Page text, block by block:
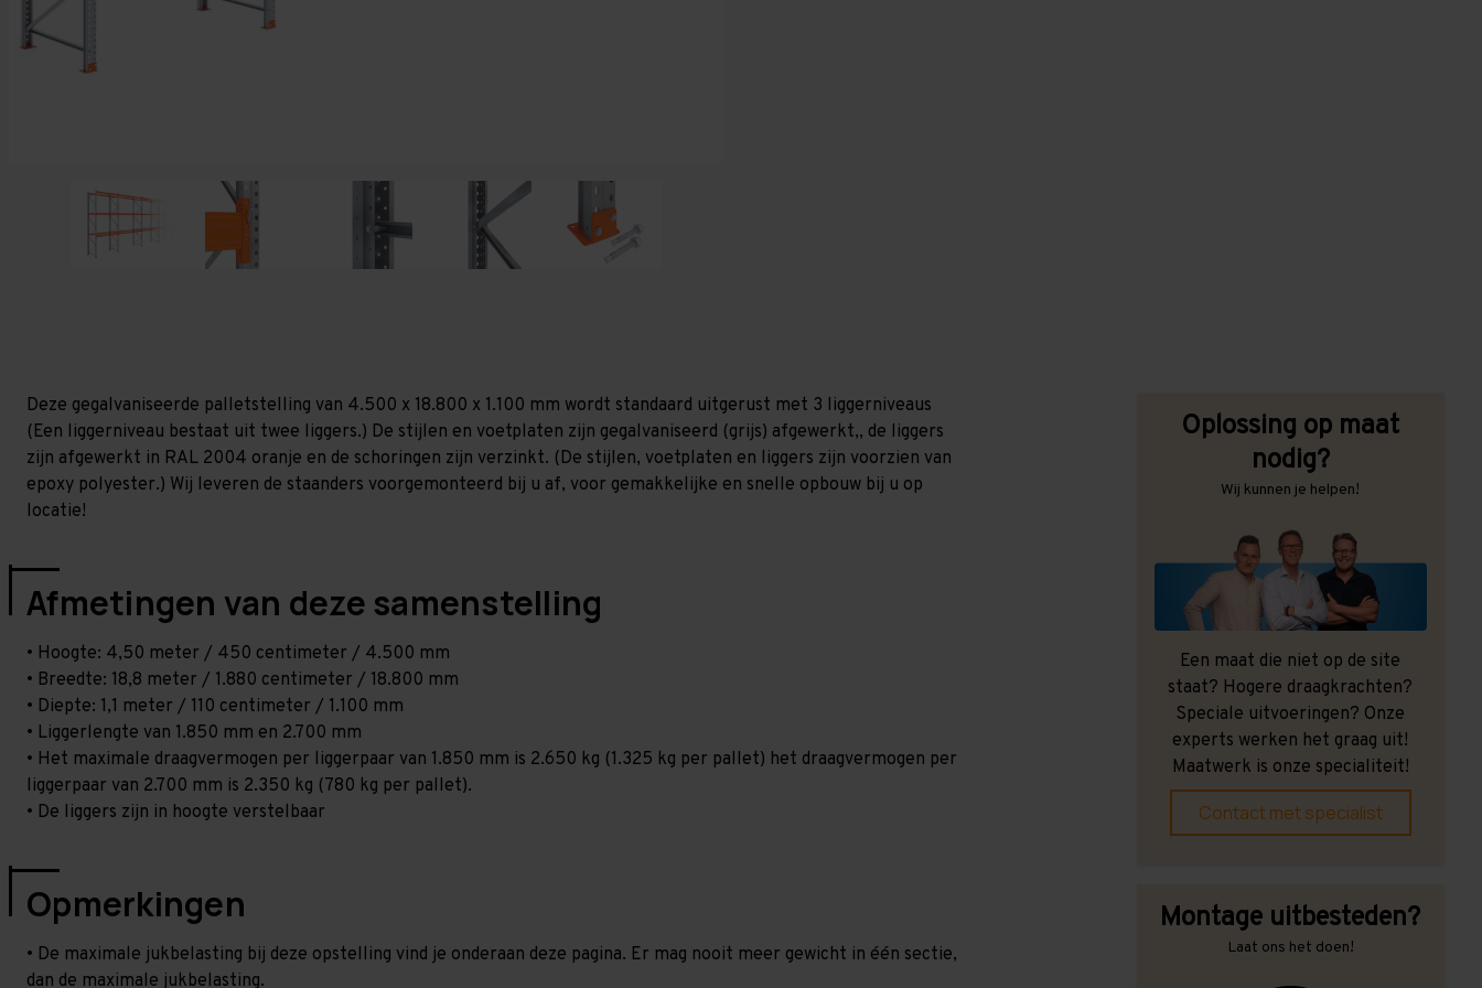
Deze gegalvaniseerde palletstelling van 4.500 x 18.800 x 1.100 mm wordt standaard uitgerust met 3 liggerniveaus
(Een liggerniveau bestaat uit twee liggers.) De stijlen en voetplaten zijn gegalvaniseerd (grijs) afgewerkt,, de liggers
zijn afgewerkt in RAL 2004 oranje en de schoringen zijn verzinkt. (De stijlen, voetplaten en liggers zijn voorzien van
epoxy polyester.) Wij leveren de staanders voorgemonteerd bij u af, voor gemakkelijke en snelle opbouw bij u op
locatie!
Afmetingen van deze samenstelling
• Hoogte: 4,50 meter / 450 centimeter / 4.500 mm
• Breedte: 18,8 meter / 1.880 centimeter / 18.800 mm
• Diepte: 1,1 meter / 110 centimeter / 1.100 mm
• Liggerlengte van 1.850 mm en 2.700 mm
• Het maximale draagvermogen per liggerpaar van 1.850 mm is 2.650 kg (1.325 kg per pallet) het draagvermogen per
liggerpaar van 2.700 mm is 2.350 kg (780 kg per pallet).
• De liggers zijn in hoogte verstelbaar
Opmerkingen
• De maximale jukbelasting bij deze opstelling vind je onderaan deze pagina. Er mag nooit meer gewicht in één sectie,
dan de maximale jukbelasting.
Oplossing op maat
nodig?
Wij kunnen je helpen!
Een maat die niet op de site
staat? Hogere draagkrachten?
Speciale uitvoeringen? Onze
experts werken het graag uit!
Maatwerk is onze specialiteit!
Contact met specialist
Montage uitbesteden?
Laat ons het doen!